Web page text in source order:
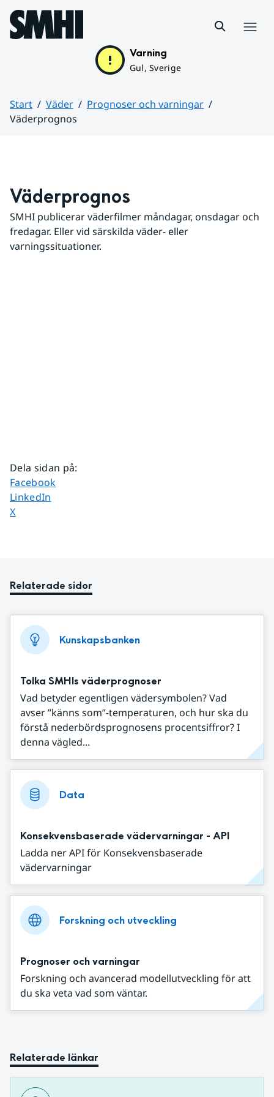
Hoppa till sidans innehåll
Varning
Gul, Sverige
Start Väder
Prognoser och varningar
Väderprognos
Väderprognos
SMHI publicerar väderfilmer måndagar, onsdagar och
fredagar. Eller vid särskilda väder- eller
varningssituationer.
Dela sidan på:
Dela sidan på
Facebook
Dela sidan på
LinkedIn
Dela sidan på
X
Relaterade sidor
Kunskapsbanken
Tolka SMHIs väderprognoser
Vad betyder egentligen vädersymbolen? Vad
avser ”känns som”-temperaturen, och hur ska du
förstå nederbördsprognosens procentsiffror? I
denna vägled...
Data
Konsekvensbaserade vädervarningar - API
Ladda ner API för Konsekvensbaserade
vädervarningar
Forskning och utveckling
Prognoser och varningar
Forskning och avancerad modellutveckling för att
du ska veta vad som väntar.
Relaterade länkar